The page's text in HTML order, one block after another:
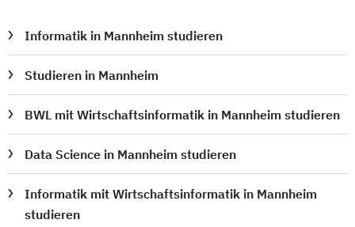
Informatik in Mannheim studieren
Studieren in Mannheim
BWL mit Wirtschaftsinformatik in Mannheim studieren
Data Science in Mannheim studieren
Informatik mit Wirtschaftsinformatik in Mannheim
studieren